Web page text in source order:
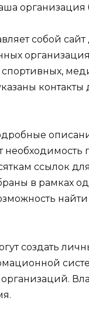
организация
собой
контакты
необходимость
ссылок
в рамках
создать